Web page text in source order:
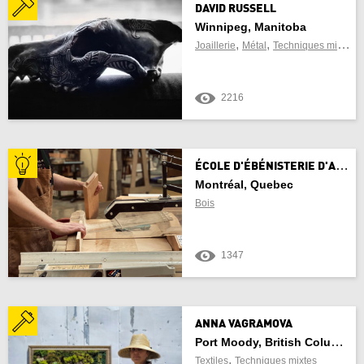
DAVID RUSSELL
Winnipeg, Manitoba
Joaillerie, Métal , Techniques mixtes
2216
É
COLE D'ÉBÉNISTERIE D'ART DE MONTRÉAL
Montréal, Quebec
Bois
1347
ANNA VAGRAMOVA
Port Moody, British Columbia
Textiles, Techniques mixtes